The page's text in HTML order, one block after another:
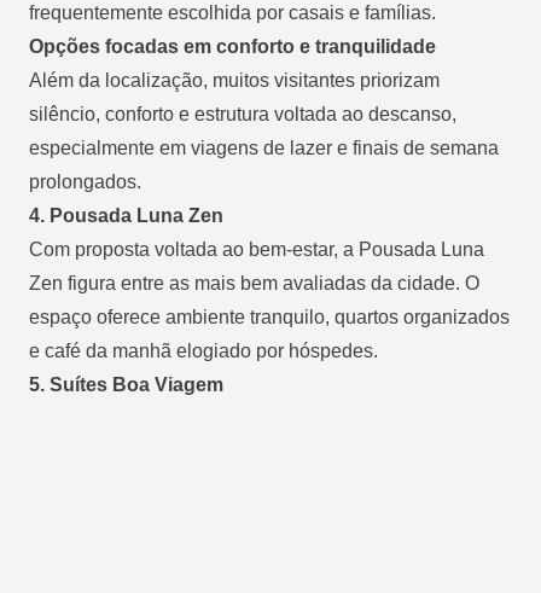
frequentemente escolhida por casais e famílias.
Opções focadas em conforto e tranquilidade
Além da localização, muitos visitantes priorizam
silêncio, conforto e estrutura voltada ao descanso,
especialmente em viagens de lazer e finais de semana
prolongados.
4. Pousada Luna Zen
Com proposta voltada ao bem-estar, a Pousada Luna
Zen figura entre as mais bem avaliadas da cidade. O
espaço oferece ambiente tranquilo, quartos organizados
e café da manhã elogiado por hóspedes.
5. Suítes Boa Viagem